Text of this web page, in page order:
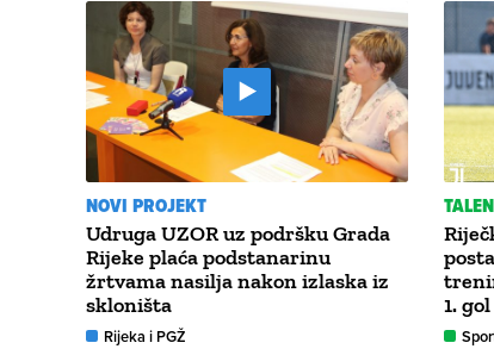
NOVI PROJEKT
Udruga UZOR uz podršku Grada
Rijeke plaća podstanarinu
žrtvama nasilja nakon izlaska iz
skloništa
Rijeka i PGŽ
1. gol